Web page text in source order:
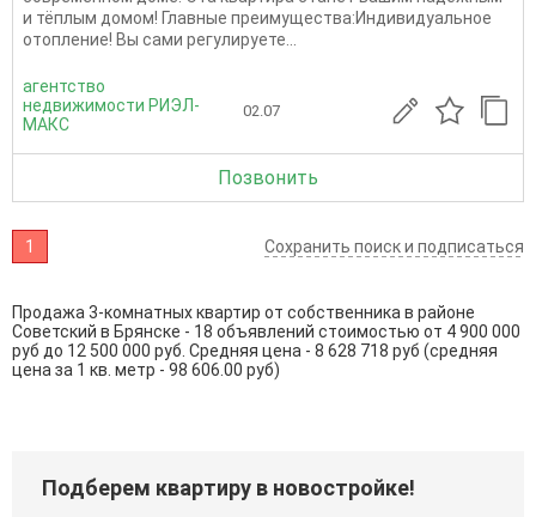
и тёплым домом! Главные преимущества:Индивидуальное
отопление! Вы сами регулируете...
агентство
недвижимости РИЭЛ-
МАКС
02.07
Позвонить
1 Сохранить поиск и подписаться
Продажа 3-комнатных квартир от собственника в районе
Советский в Брянске - 18 объявлений стоимостью от 4 900 000
руб до 12 500 000 руб. Средняя цена - 8 628 718 руб (средняя
цена за 1 кв. метр - 98 606.00 руб)
Подберем квартиру в новостройке!